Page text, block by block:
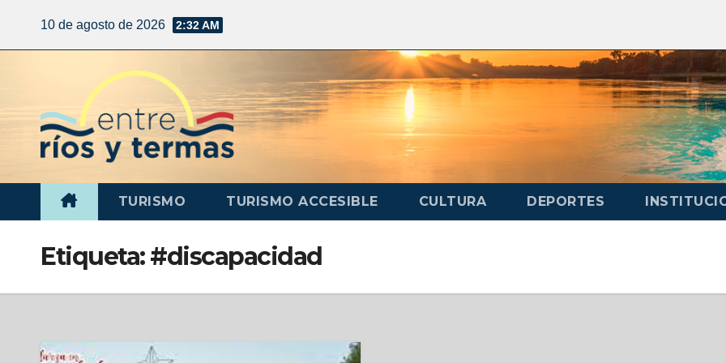
10 de agosto de 2026 2:32 AM
TURISMO TURISMO ACCESIBLE CULTURA DEPORTES
Etiqueta:#discapacidad